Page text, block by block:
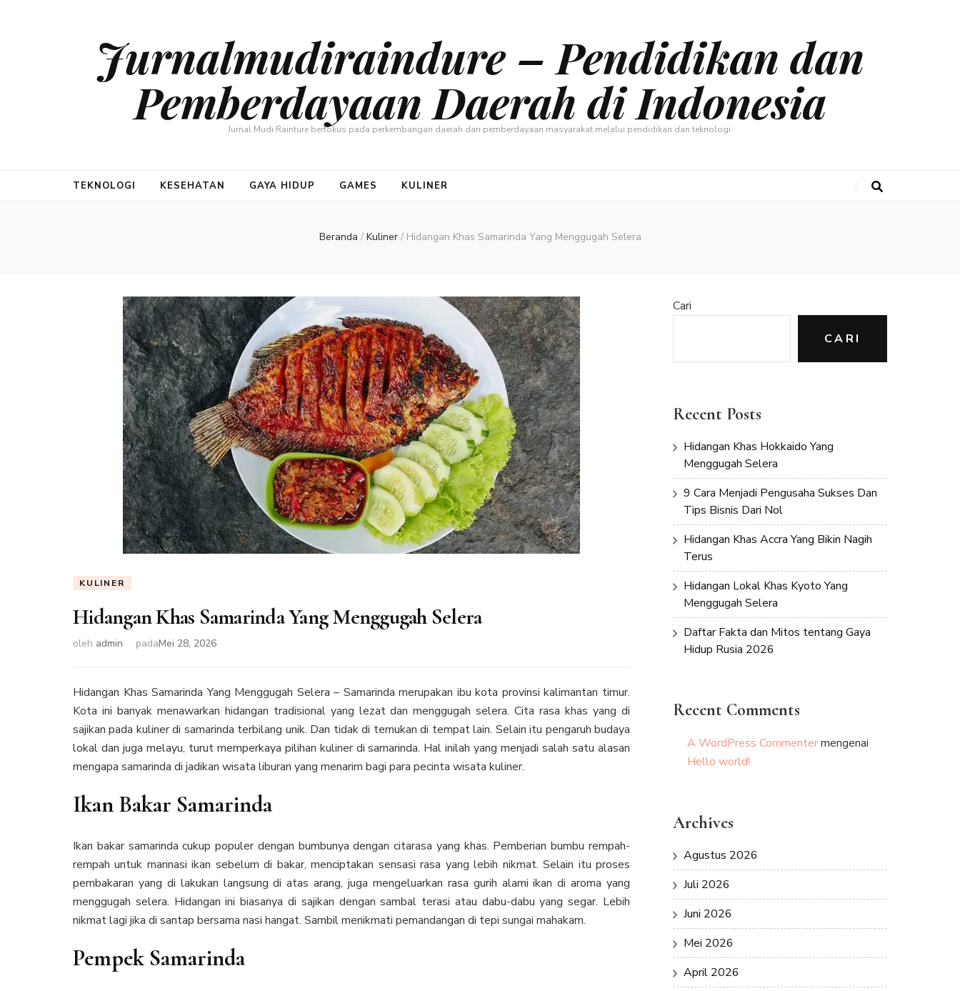
Jurnalmudiraindure – Pendidikan dan
Pemberdayaan Daerah di Indonesia
Jurnal Mudi Rainture berfokus pada perkembangan daerah dan pemberdayaan masyarakat melalui pendidikan dan teknologi.
TEKNOLOGI KESEHATAN GAYA HIDUP GAMES KULINER
Beranda / Kuliner / Hidangan Khas Samarinda Yang Menggugah Selera
KULINER
Hidangan Khas Samarinda Yang Menggugah Selera
oleh admin padaMei 28, 2026
Hidangan Khas Samarinda Yang Menggugah Selera – Samarinda merupakan ibu kota provinsi kalimantan timur.
Kota ini banyak menawarkan hidangan tradisional yang lezat dan menggugah selera. Cita rasa khas yang di
sajikan pada kuliner di samarinda terbilang unik. Dan tidak di temukan di tempat lain. Selain itu pengaruh budaya
lokal dan juga melayu, turut memperkaya pilihan kuliner di samarinda. Hal inilah yang menjadi salah satu alasan
mengapa samarinda di jadikan wisata liburan yang menarim bagi para pecinta wisata kuliner.
Ikan Bakar Samarinda
Ikan bakar samarinda cukup populer dengan bumbunya dengan citarasa yang khas. Pemberian bumbu rempah-
rempah untuk marinasi ikan sebelum di bakar, menciptakan sensasi rasa yang lebih nikmat. Selain itu proses
pembakaran yang di lakukan langsung di atas arang, juga mengeluarkan rasa gurih alami ikan di aroma yang
menggugah selera. Hidangan ini biasanya di sajikan dengan sambal terasi atau dabu-dabu yang segar. Lebih
nikmat lagi jika di santap bersama nasi hangat. Sambil menikmati pemandangan di tepi sungai mahakam.
Pempek Samarinda
Cari
CARI
Recent Posts
Hidangan Khas Hokkaido Yang
Menggugah Selera
9 Cara Menjadi Pengusaha Sukses Dan
Tips Bisnis Dari Nol
Hidangan Khas Accra Yang Bikin Nagih
Terus
Hidangan Lokal Khas Kyoto Yang
Menggugah Selera
Daftar Fakta dan Mitos tentang Gaya
Hidup Rusia 2026
Recent Comments
A WordPress Commentermengenai
Hello world!
Archives
Agustus 2026
Juli 2026
Juni 2026
Mei 2026
April 2026